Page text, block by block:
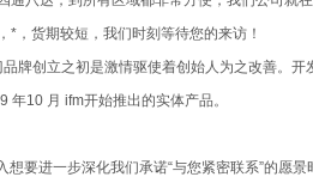
，货期较短，我们时刻等待您的来访！
牌创立之初是激情驱使着创始人为之改善。开
10 月 ifm开始推出的实体产品。
要进一步深化我们承诺“与您紧密联系”的愿景